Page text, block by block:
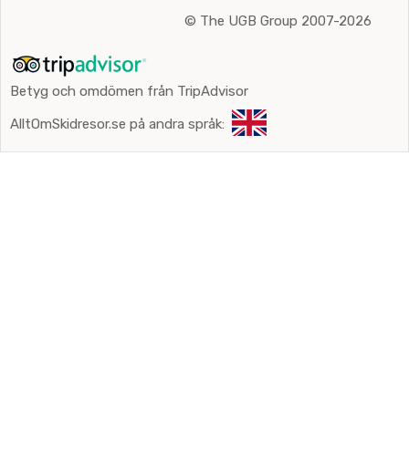
© The UGB Group 2007-2026
Betyg och omdömen från TripAdvisor
AlltOmSkidresor.se på andra språk: